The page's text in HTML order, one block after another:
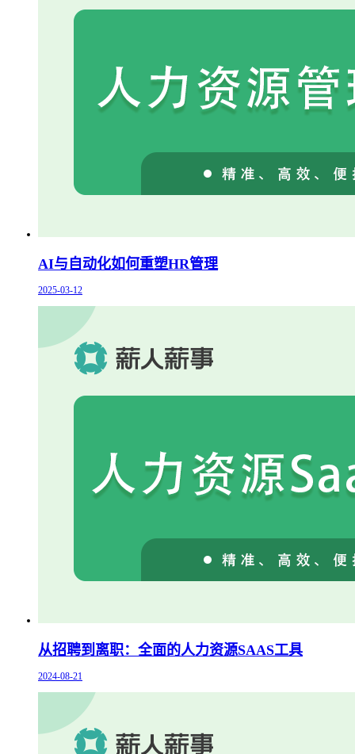
AI与自动化如何重塑HR管理
2025-03-12
从招聘到离职：全面的人力资源SAAS工具
2024-08-21